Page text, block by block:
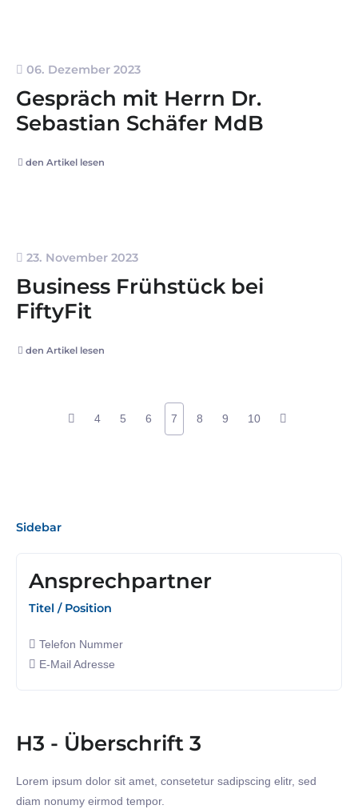
06. Dezember 2023
Gespräch mit Herrn Dr.
Sebastian Schäfer MdB
den Artikel lesen
23. November 2023
Business Frühstück bei
FiftyFit
den Artikel lesen
4 5 6 7 8 9 10
Sidebar
Ansprechpartner
Titel / Position
Telefon Nummer
E-Mail Adresse
H3 - Überschrift 3
Lorem ipsum dolor sit amet, consetetur sadipscing elitr, sed
diam nonumy eirmod tempor.